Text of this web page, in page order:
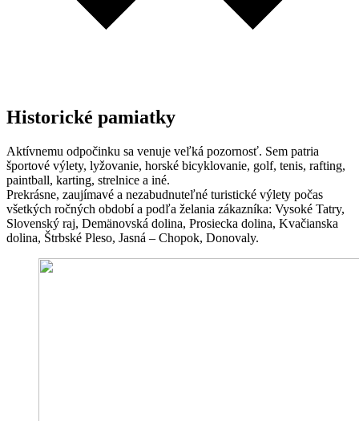
Historické pamiatky
Aktívnemu odpočinku sa venuje veľká pozornosť. Sem patria
športové výlety, lyžovanie, horské bicyklovanie, golf, tenis, rafting,
paintball, karting, strelnice a iné.
Prekrásne, zaujímavé a nezabudnuteľné turistické výlety počas
všetkých ročných období a podľa želania zákazníka: Vysoké Tatry,
Slovenský raj, Demänovská dolina, Prosiecka dolina, Kvačianska
dolina, Štrbské Pleso, Jasná – Chopok, Donovaly.